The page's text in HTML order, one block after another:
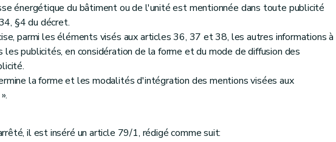
énergétique du bâtiment ou de l'unité est mentionnée dans toute publicité
§4 du décret.
parmi les éléments visés aux articles 36, 37 et 38, les autres informations à
les publicités, en considération de la forme et du mode de diffusion des
la forme et les modalités d'intégration des mentions visées aux
il est inséré un article 79/1, rédigé comme suit: